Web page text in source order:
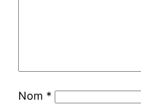
Nom *